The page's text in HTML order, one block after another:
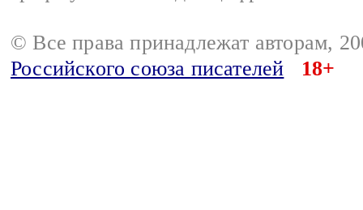
© Все права принадлежат авторам,
Российского союза писателей
18+